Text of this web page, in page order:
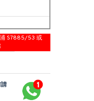
S7885/53 或